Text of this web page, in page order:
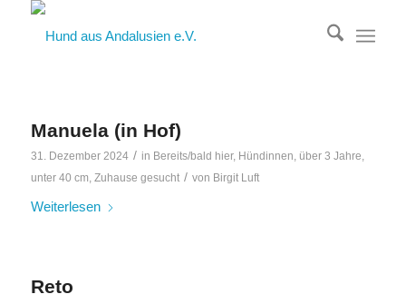
Manuela (in Hof)
31. Dezember 2024 / in Bereits/bald hier, Hündinnen, über 3 Jahre,
unter 40 cm, Zuhause gesucht / von Birgit Luft
Weiterlesen
Reto